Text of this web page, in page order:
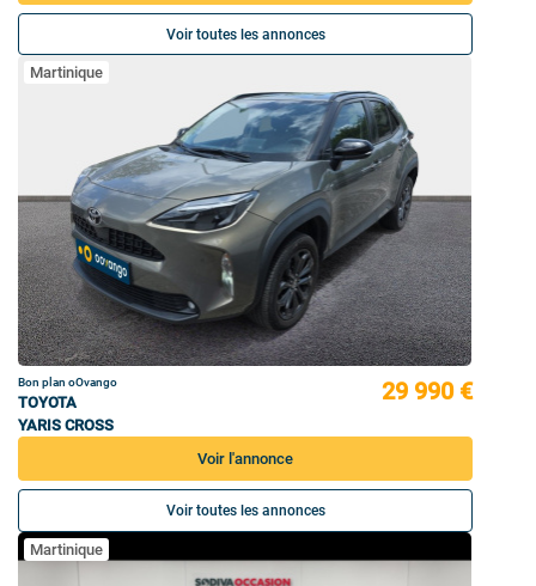
Voir toutes les annonces
Martinique
Bon plan oOvango
TOYOTA
YARIS CROSS
29 990 €
Voir l'annonce
Voir toutes les annonces
Martinique